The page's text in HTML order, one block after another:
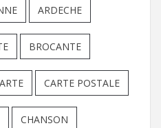
ARDECHE
BROCANTE
CARTE POSTALE
CHANSON